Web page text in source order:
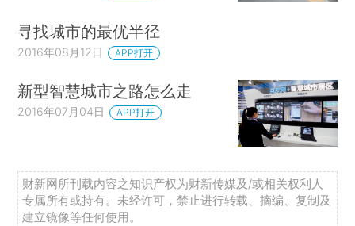
寻找城市的最优半径
2016年08月12日 APP打开
新型智慧城市之路怎么走
2016年07月04日 APP打开
财新网所刊载内容之知识产权为财新传媒及/或相关权利人
专属所有或持有。未经许可，禁止进行转载、摘编、复制及
建立镜像等任何使用。